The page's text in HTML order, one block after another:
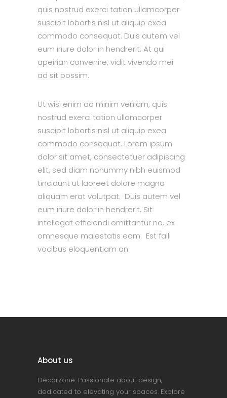
quis nostrud exerci tation ullamcorper
suscipit lobortis nisl ut aliquip exea
commodo consequat. Duis autem vel
eum iriure dolor in hendrerit. At qui
apeirian convenire, vidit vivendo mei
ad sit possim.
Ut wisi enim ad minim veniam, quis
nostrud exerci tation ullamcorper
suscipit lobortis nisl ut aliquip exea
commodo consequat. Lorem ipsum
dolor sit amet, consectetuer adipiscing
elit, sed diam nonummy nibh euismod
tincidunt ut laoreet dolore magna
aliquam erat volutpat. Duis autem vel
eum iriure dolor in hendrerit. Sit
intellegat efficiendi omittantur no, ex
omnesque maiestatis eam. Est falli
vocibus eloquentiam an.
About us
DecorZone: Passionate about design,
dedicated to elevating your spaces. Explore